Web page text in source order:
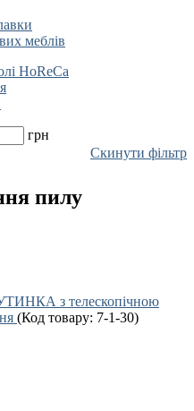
меблів
HoReCa
грн
Скинути фільтр
пилу
з телескопічною
(Код товару: 7-1-30)